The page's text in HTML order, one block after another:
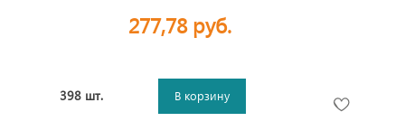
277,78 руб.
398 шт. В корзину